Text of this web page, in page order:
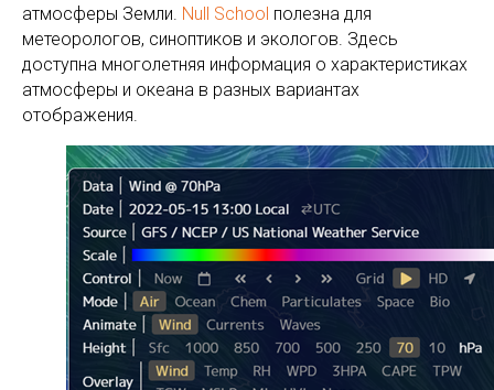
атмосферы Земли. Null School полезна для
метеорологов, синоптиков и экологов. Здесь
доступна многолетняя информация о характеристиках
атмосферы и океана в разных вариантах
отображения.